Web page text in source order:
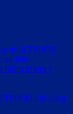
nhất TPHCM
sự kiện
hồng mang ý
nổi tiếng